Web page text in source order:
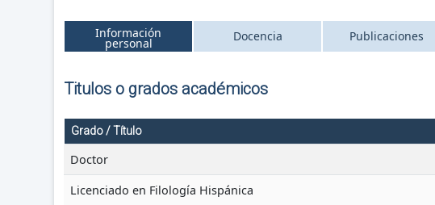
Información
personal Docencia Publicaciones
Titulos o grados académicos
Grado / Título
Doctor
Licenciado en Filología Hispánica